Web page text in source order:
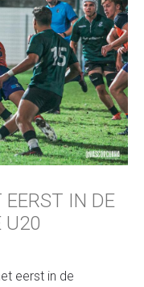
EERST IN DE
U20
eerst in de